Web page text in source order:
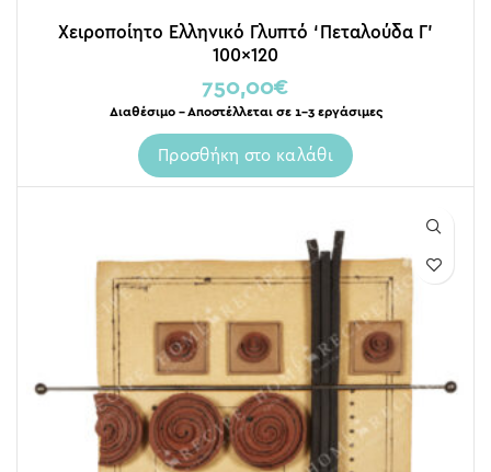
Χειροποίητο Ελληνικό Γλυπτό ‘Πεταλούδα Γ’
100×120
750,00€
Διαθέσιμο – Αποστέλλεται σε 1-3 εργάσιμες
Προσθήκη στο καλάθι